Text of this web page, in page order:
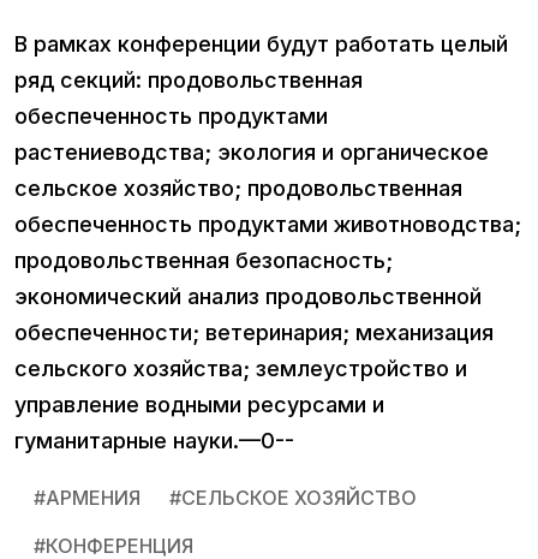
В рамках конференции будут работать целый
ряд секций: продовольственная
обеспеченность продуктами
растениеводства; экология и органическое
сельское хозяйство; продовольственная
обеспеченность продуктами животноводства;
продовольственная безопасность;
экономический анализ продовольственной
обеспеченности; ветеринария; механизация
сельского хозяйства; землеустройство и
управление водными ресурсами и
гуманитарные науки.—0--
#АРМЕНИЯ #СЕЛЬСКОЕ ХОЗЯЙСТВО
#КОНФЕРЕНЦИЯ